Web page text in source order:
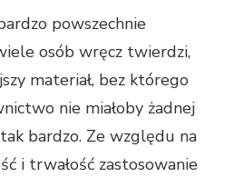
powszechnie
osób wręcz twierdzi,
materiał, bez którego
nie miałoby żadnej
bardzo. Ze względu na
i trwałość zastosowanie